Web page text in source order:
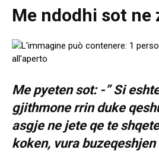
Me ndodhi sot ne
Me pyeten sot: -” Si
gjithmone rrin duke
asgje ne jete qe te
koken, vura